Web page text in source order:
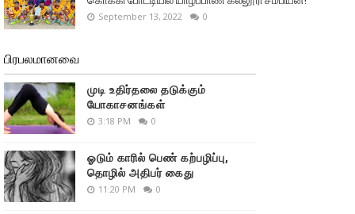
September 13, 2022 0
பிரபலமானவை
முடி உதிர்தலை தடுக்கும்
யோகாசனங்கள்
3:18 PM 0
ஓடும் காரில் பெண் கற்பழிப்பு,
தொழில் அதிபர் கைது
11:20 PM 0